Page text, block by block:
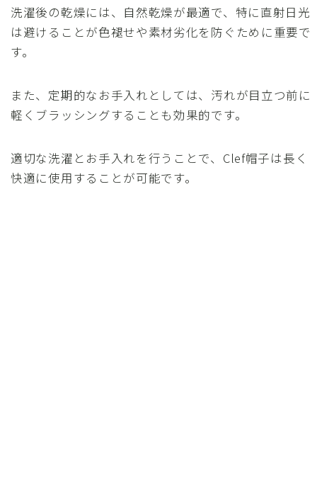
洗濯後の乾燥には、自然乾燥が最適で、特に直射日光
は避けることが色褪せや素材劣化を防ぐために重要で
す。
また、定期的なお手入れとしては、汚れが目立つ前に
軽くブラッシングすることも効果的です。
適切な洗濯とお手入れを行うことで、Clef帽子は長く
快適に使用することが可能です。